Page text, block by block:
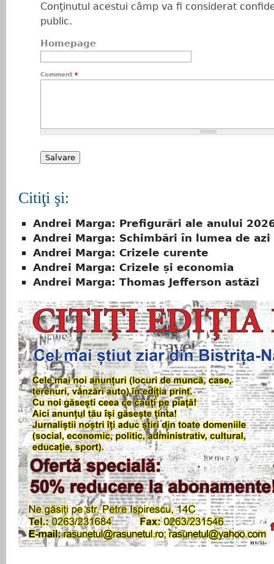
Conţinutul acestui câmp va fi considerat
public.
Homepage
Comment *
Citiţi şi:
Andrei Marga: Prefigurări ale anului
Andrei Marga: Schimbări în lumea de azi
Andrei Marga: Crizele curente
Andrei Marga: Crizele și economia
Andrei Marga: Thomas Jefferson astăzi